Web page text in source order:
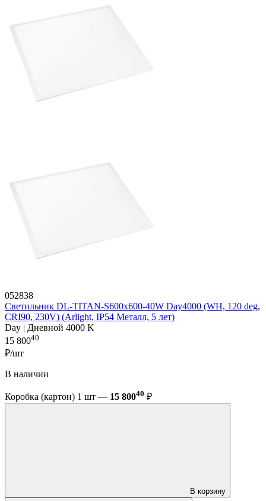
052838
Светильник DL-TITAN-S600x600-40W Day4000 (WH, 120 deg,
CRI90, 230V) (Arlight, IP54 Металл, 5 лет)
Day | Дневной 4000 K
15 80040
₽/шт
В наличии
Коробка (картон) 1 шт — 15 80040 ₽
В корзину